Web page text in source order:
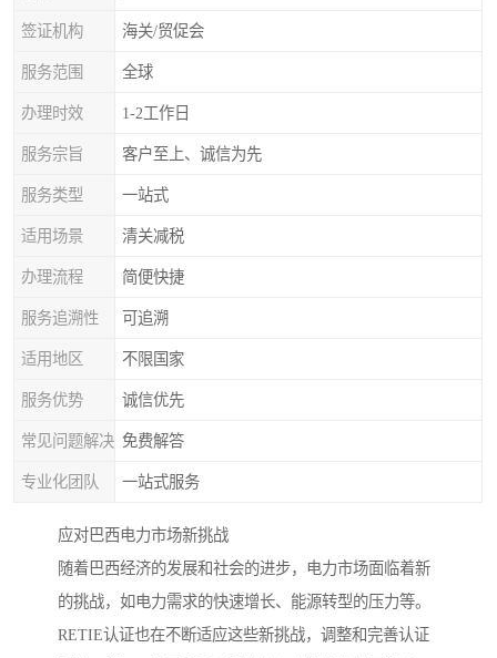
签证机构 海关/贸促会
服务范围 全球
办理时效 1-2工作日
服务宗旨 客户至上、诚信为先
服务类型 一站式
适用场景 清关减税
办理流程 简便快捷
服务追溯性 可追溯
适用地区 不限国家
服务优势 诚信优先
常见问题解决 免费解答
专业化团队 一站式服务
应对巴西电力市场新挑战
随着巴西经济的发展和社会的进步，电力市场面临着新
的挑战，如电力需求的快速增长、能源转型的压力等。
RETIE认证也在不断适应这些新挑战，调整和完善认证